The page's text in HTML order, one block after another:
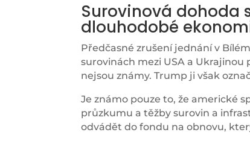
Surovinová dohoda
dlouhodobé
Předčasné zrušení jednání v
surovinách mezi USA a
nejsou známy. Trump ji však
Je známo pouze to, že americké
průzkumu a těžby surovin a
odvádět do fondu na obnovu,